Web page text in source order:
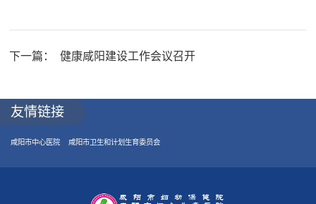
下一篇： 健康咸阳建设工作会议召开
友情链接
咸阳市中心医院 咸阳市卫生和计划生育委员会